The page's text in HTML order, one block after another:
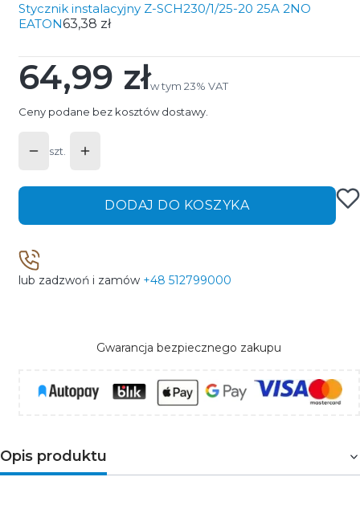
Stycznik instalacyjny Z-SCH230/1/25-20 25A 2NO
EATON63,38 zł
Cena
64,99 złw tym 23% VAT
w tym 23% VAT
Ceny podane bez kosztów dostawy.
szt.
DODAJ DO KOSZYKA
lub zadzwoń i zamów +48 512799000
Gwarancja bezpiecznego zakupu
Opis produktu